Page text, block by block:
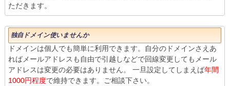
ただきます。
独自ドメイン使いませんか
ドメインは個人でも簡単に利用できます。自分のドメインさえあ
ればメールアドレスも自由で引越しなどで回線変更してもメール
アドレスは変更の必要はありません。 一旦設定してしまえば年間
1000円程度で維持できます。ご相談下さい。